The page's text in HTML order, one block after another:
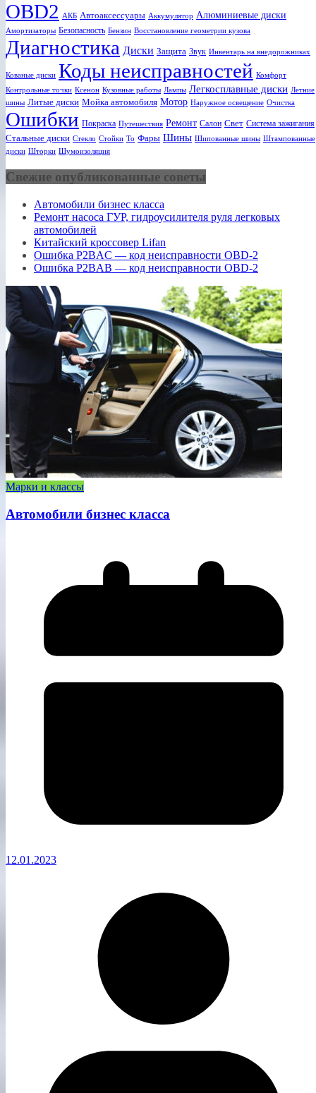
OBD2 АКБ Автоаксессуары Аккумулятор Алюминиевые диски
Амортизаторы Безопасность Бензин Восстановление геометрии кузова
Диагностика Диски Защита Звук Инвентарь на внедорожниках
Кованые диски Коды неисправностей Комфорт
Контрольные точки Ксенон Кузовные работы Лампы Легкосплавные диски Летние
шины Литые диски Мойка автомобиля Мотор Наружное освещение Очистка
Ошибки Покраска Путешествия Ремонт Салон Свет Система зажигания
Стальные диски Стекло Стойки То Фары Шины Шипованные шины Штампованные
диски Шторки Шумоизоляция
Свежие опубликованные советы
Автомобили бизнес класса
Ремонт насоса ГУР, гидроусилителя руля легковых
автомобилей
Китайский кроссовер Lifan
Ошибка P2BAC — код неисправности OBD-2
Ошибка P2BAB — код неисправности OBD-2
Марки и классы
Автомобили бизнес класса
12.01.2023